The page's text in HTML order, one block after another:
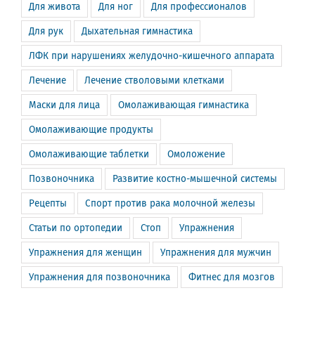
Для живота Для ног Для профессионалов
Для рук Дыхательная гимнастика
ЛФК при нарушениях желудочно-кишечного аппарата
Лечение Лечение стволовыми клетками
Маски для лица Омолаживающая гимнастика
Омолаживающие продукты
Омолаживающие таблетки Омоложение
Позвоночника Развитие костно-мышечной системы
Рецепты Спорт против рака молочной железы
Статьи по ортопедии Стоп Упражнения
Упражнения для женщин Упражнения для мужчин
Упражнения для позвоночника Фитнес для мозгов